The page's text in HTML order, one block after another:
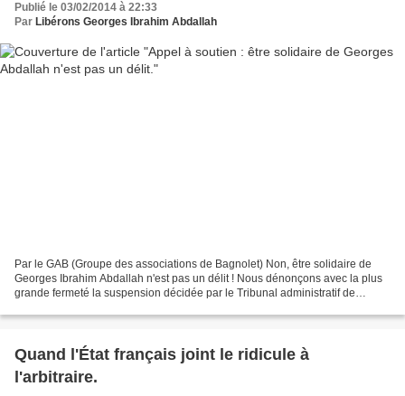
Publié le 03/02/2014 à 22:33
Par Libérons Georges Ibrahim Abdallah
Par le GAB (Groupe des associations de Bagnolet) Non, être solidaire de
Georges Ibrahim Abdallah n'est pas un délit ! Nous dénonçons avec la plus
grande fermeté la suspension décidée par le Tribunal administratif de
Quand l'État français joint le ridicule à
l'arbitraire.